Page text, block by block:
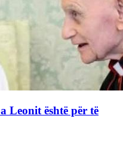
Leonit është për të